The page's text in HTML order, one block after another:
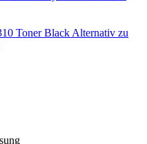
Alternativ zu